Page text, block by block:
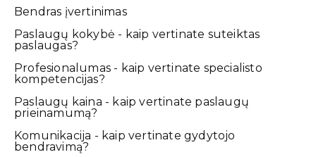
Bendras įvertinimas
Paslaugų kokybė - kaip vertinate suteiktas
paslaugas?
Profesionalumas - kaip vertinate specialisto
kompetencijas?
Paslaugų kaina - kaip vertinate paslaugų
prieinamumą?
Komunikacija - kaip vertinate gydytojo
bendravimą?